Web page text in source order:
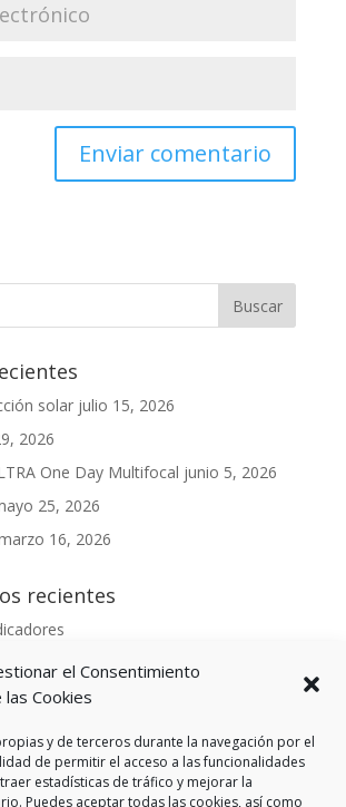
el Consentimiento
las Cookies
y de terceros durante la navegación por el
de permitir el acceso a las funcionalidades
estadísticas de tráfico y mejorar la
Puedes aceptar todas las cookies, así como
solar julio 15, 2026
2026
One Day Multifocal junio 5, 2026
25, 2026
16, 2026
recientes
cara al buen tiempo